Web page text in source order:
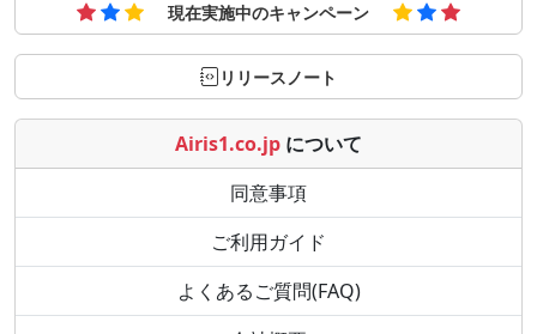
現在実施中のキャンペーン
リリースノート
Airis1.co.jp について
同意事項
ご利用ガイド
よくあるご質問(FAQ)